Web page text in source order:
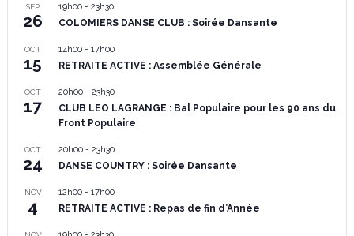
SEP
26
19h00- 23h30
COLOMIERS DANSE CLUB : Soirée Dansante
OCT
15
14h00- 17h00
RETRAITE ACTIVE : Assemblée Générale
OCT
17
20h00- 23h30
CLUB LEO LAGRANGE : Bal Populaire pour les 90 ans du
Front Populaire
OCT
24
20h00- 23h30
DANSE COUNTRY : Soirée Dansante
NOV
4
12h00- 17h00
RETRAITE ACTIVE : Repas de fin d’Année